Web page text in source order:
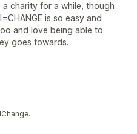
charity for a while, though
is so easy and
and love being able to
goes towards.